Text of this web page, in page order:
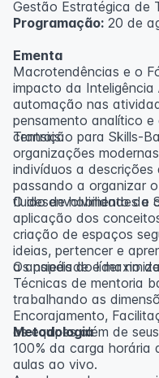
Gestão Estratégica de
Programação: 20 de
Ementa
Macrotendências e o
impacto da
automação nas
pensamento analítico
centrais.
Transição para Skills-
organizações
indivíduos a
passando a organizar
fluido de habilidades e
O desenvolvimento da
aplicação dos
criação de espaços
ideias, pertencer e
a ansiedade e
Os papéis do líder no
Técnicas de mentoria
trabalhando as
Encorajamento,
as equipes além de
Metodologia
100% da carga horária
aulas ao vivo.